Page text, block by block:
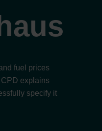
fuel prices
explains
specify it